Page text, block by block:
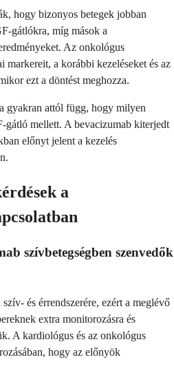
hogy bizonyos betegek jobban
gátlókra, míg mások a
Az onkológus
markereit, a korábbi kezeléseket és az
ezt a döntést meghozza.
gyakran attól függ, hogy milyen
gátló mellett. A bevacizumab kiterjedt
előnyt jelent a kezelés
a
szívbetegségben szenvedők
és érrendszerére, ezért a meglévő
extra monitorozásra és
A kardiológus és az onkológus
hogy az előnyök